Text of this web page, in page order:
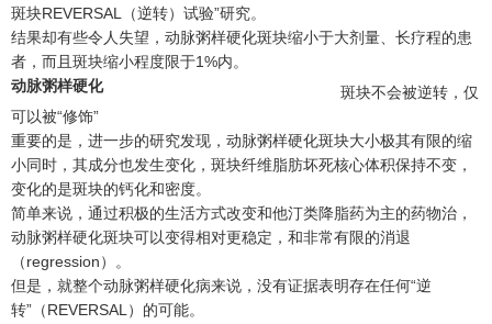
斑块REVERSAL（逆转）试验”研究。
结果却有些令人失望，动脉粥样硬化斑块缩小于大剂量、长疗程的患
者，而且斑块缩小程度限于1%内。
动脉粥样硬化
斑块不会被逆转，仅
可以被“修饰”
重要的是，进一步的研究发现，动脉粥样硬化斑块大小极其有限的缩
小同时，其成分也发生变化，斑块纤维脂肪坏死核心体积保持不变，
变化的是斑块的钙化和密度。
简单来说，通过积极的生活方式改变和他汀类降脂药为主的药物治，
动脉粥样硬化斑块可以变得相对更稳定，和非常有限的消退
（regression）。
但是，就整个动脉粥样硬化病来说，没有证据表明存在任何“逆
转”（REVERSAL）的可能。